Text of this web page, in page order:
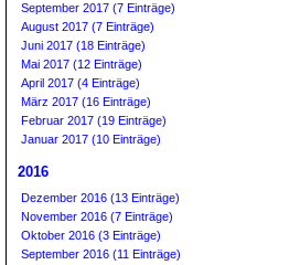
September 2017 (7 Einträge)
August 2017 (7 Einträge)
Juni 2017 (18 Einträge)
Mai 2017 (12 Einträge)
April 2017 (4 Einträge)
März 2017 (16 Einträge)
Februar 2017 (19 Einträge)
Januar 2017 (10 Einträge)
2016
Dezember 2016 (13 Einträge)
November 2016 (7 Einträge)
Oktober 2016 (3 Einträge)
September 2016 (11 Einträge)